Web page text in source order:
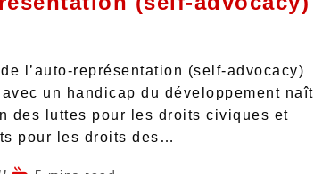
l’auto-représentation (self-advocacy)
un handicap du développement naît
des luttes pour les droits civiques et
pour les droits des…